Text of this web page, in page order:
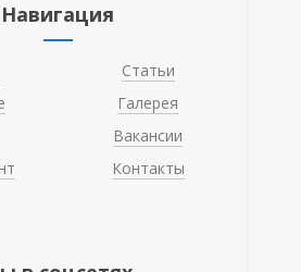
Навигация
Статьи
Галерея
Вакансии
Контакты